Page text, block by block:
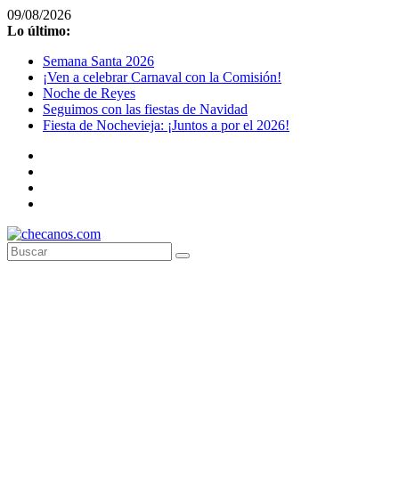
Saltar
al
09/08/2026
Lo último:
Semana Santa 2026
¡Ven a celebrar Carnaval con la Comisión!
Noche de Reyes
Seguimos con las fiestas de Navidad
Fiesta de Nochevieja: ¡Juntos a por el 2026!